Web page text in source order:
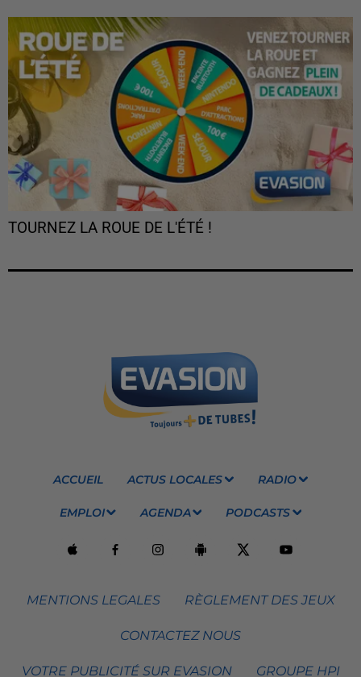
TOURNEZ LA ROUE DE L'ÉTÉ !
ACCUEIL ACTUS LOCALES RADIO
EMPLOI AGENDA PODCASTS
MENTIONS LEGALES RÈGLEMENT DES JEUX
CONTACTEZ NOUS
VOTRE PUBLICITÉ SUR EVASION GROUPE HPI